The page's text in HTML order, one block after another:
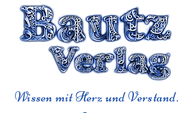
Wissen mit Herz und Verstand.